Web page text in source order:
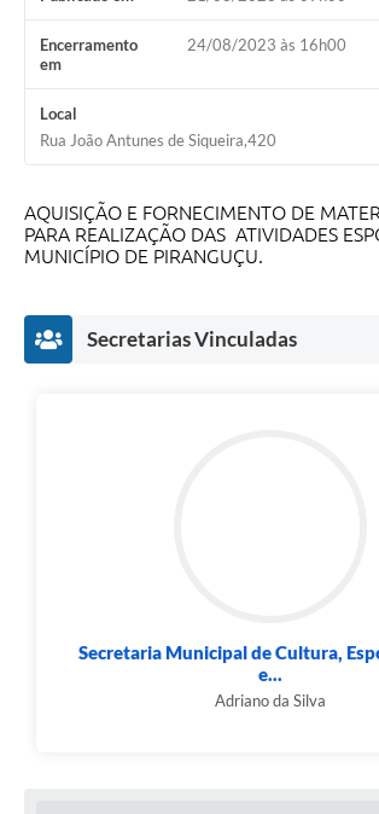
Encerramento
em
24/08/2023 às 16h00
Local
Rua João Antunes de Siqueira,420
AQUISIÇÃO E FORNECIMENTO DE
PARA REALIZAÇÃO DAS ATIVIDADES
MUNICÍPIO DE PIRANGUÇU.
Secretarias Vinculadas
Secretaria Municipal de Cultura,
e...
Adriano da Silva